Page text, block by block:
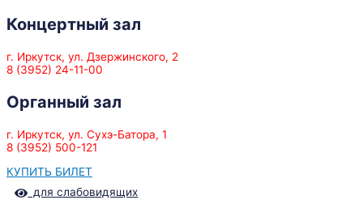
Концертный зал
г. Иркутск, ул. Дзержинского, 2
8 (3952) 24-11-00
Органный зал
г. Иркутск, ул. Сухэ-Батора, 1
8 (3952) 500-121
КУПИТЬ БИЛЕТ
для слабовидящих